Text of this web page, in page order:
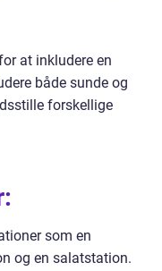
at inkludere en
både sunde og
forskellige
som en
og en salatstation.